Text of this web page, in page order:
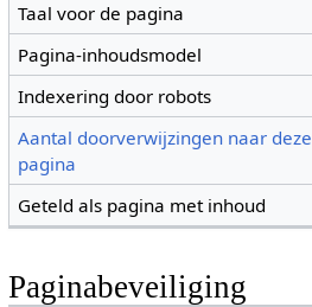
Taal voor de pagina
Pagina-inhoudsmodel
Indexering door robots
Aantal doorverwijzingen naar deze
pagina
Geteld als pagina met inhoud
Paginabeveiliging